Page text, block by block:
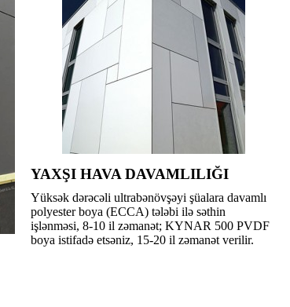
YAXŞI HAVA DAVAMLILIĞI
Yüksək dərəcəli ultrabənövşəyi şüalara davamlı
polyester boya (ECCA) tələbi ilə səthin
işlənməsi, 8-10 il zəmanət; KYNAR 500 PVDF
boya istifadə etsəniz, 15-20 il zəmanət verilir.